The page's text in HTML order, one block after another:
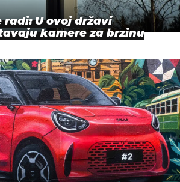
radi: U ovoj državi
kamere za brzinu